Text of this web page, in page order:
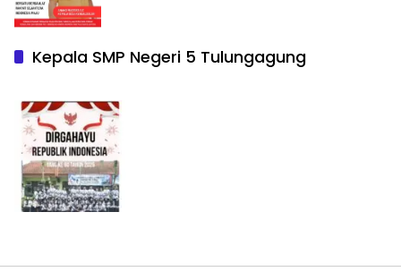
Kepala SMP Negeri 5 Tulungagung